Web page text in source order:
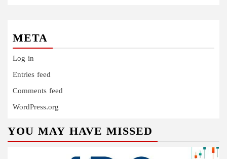
META
Log in
Entries feed
Comments feed
WordPress.org
YOU MAY HAVE MISSED